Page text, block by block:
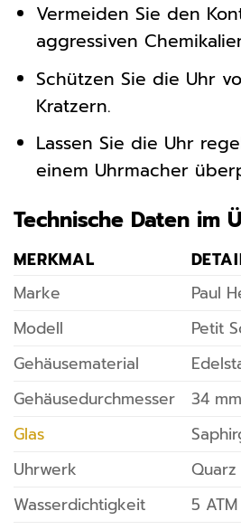
Vermeiden Sie den
aggressiven
Schützen Sie die Uhr
Kratzern.
Lassen Sie die Uhr
einem Uhrmacher
Technische Daten im
MERKMAL
Marke
Paul
Modell
Petit
Gehäusematerial
Gehäusedurchmesser
34 mm
Glas
Uhrwerk
Quarz
Wasserdichtigkeit
5 ATM